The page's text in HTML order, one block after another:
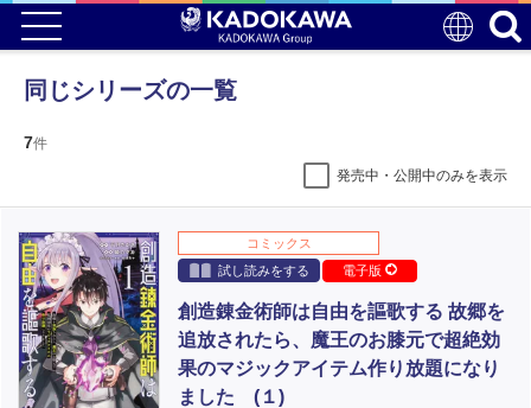
同じシリーズの一覧
7件
発売中・公開中のみを表示
コミックス
試し読みをする
電子版
創造錬金術師は自由を謳歌する 故郷を
追放されたら、魔王のお膝元で超絶効
果のマジックアイテム作り放題になり
ました (１)